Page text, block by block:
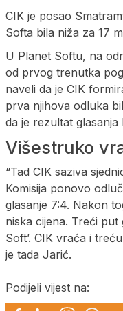
CIK je posao
Softa bila niža za 17
U Planet Softu, na
od prvog trenutka
naveli da je CIK
prva njihova odluka
da je rezultat glasanja
Višestruko
“Tad CIK saziva
Komisija ponovo
glasanje 7:4. Nakon
niska cijena. Treći put
Soft’. CIK vraća i
je tada Jarić.
Podijeli vijest na: